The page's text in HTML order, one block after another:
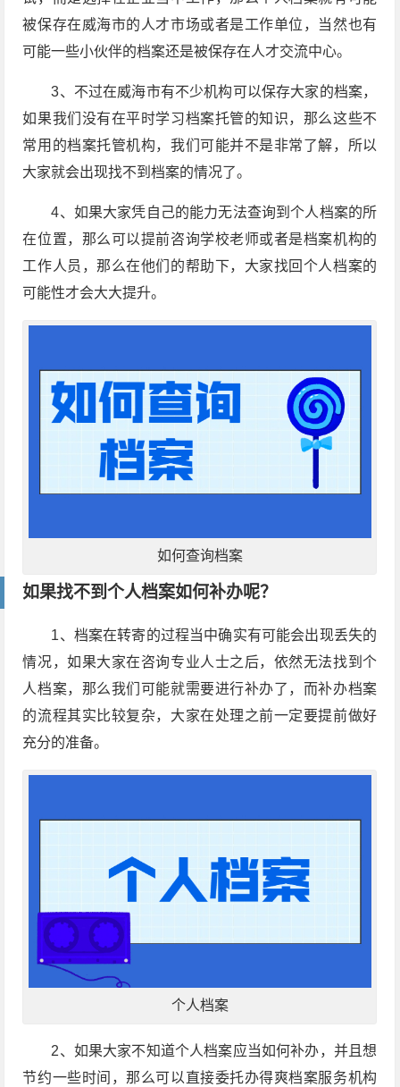
被保存在威海市的人才市场或者是工作单位，当然也有
可能一些小伙伴的档案还是被保存在人才交流中心。
3、不过在威海市有不少机构可以保存大家的档案，
如果我们没有在平时学习档案托管的知识，那么这些不
常用的档案托管机构，我们可能并不是非常了解，所以
大家就会出现找不到档案的情况了。
4、如果大家凭自己的能力无法查询到个人档案的所
在位置，那么可以提前咨询学校老师或者是档案机构的
工作人员，那么在他们的帮助下，大家找回个人档案的
可能性才会大大提升。
如何查询档案
如果找不到个人档案如何补办呢？
1、档案在转寄的过程当中确实有可能会出现丢失的
情况，如果大家在咨询专业人士之后，依然无法找到个
人档案，那么我们可能就需要进行补办了，而补办档案
的流程其实比较复杂，大家在处理之前一定要提前做好
充分的准备。
个人档案
2、如果大家不知道个人档案应当如何补办，并且想
节约一些时间，那么可以直接委托办得爽档案服务机构